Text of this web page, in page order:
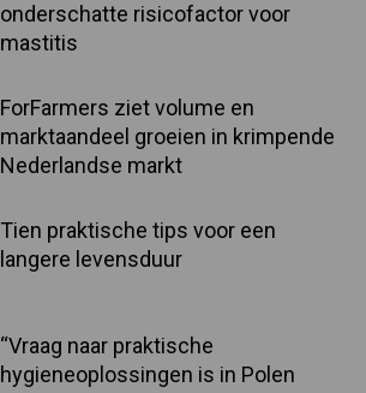
onderschatte risicofactor voor
mastitis
ForFarmers ziet volume en
marktaandeel groeien in krimpende
Nederlandse markt
Tien praktische tips voor een
langere levensduur
“Vraag naar praktische
hygieneoplossingen is in Polen